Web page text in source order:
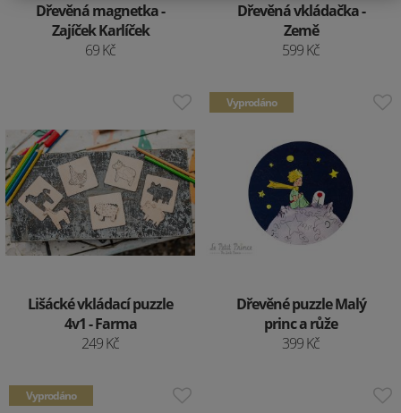
Dřevěná magnetka -
Zajíček Karlíček
69 Kč
Dřevěná vkládačka -
Země
599 Kč
Lišácké vkládací puzzle
4v1 - Farma
249 Kč
Vyprodáno
Dřevěné puzzle Malý
princ a růže
399 Kč
Vyprodáno